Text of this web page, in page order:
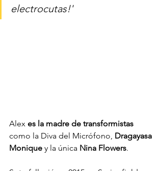
electrocutas!'
Alex es la madre de transformistas
como la Diva del Micrófono, Dragayasa
Monique y la única Nina Flowers.